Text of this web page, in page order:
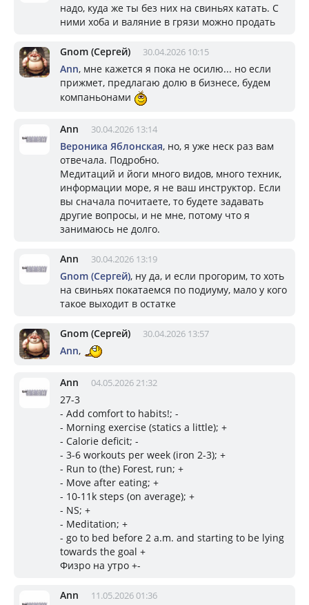
надо, куда же ты без них на свиньях катать. С
ними хоба и валяние в грязи можно продать
Gnom (Сергей) 30.04.2026 10:15
Ann, мне кажется я пока не осилю... но если
прижмет, предлагаю долю в бизнесе, будем
компаньонами
Ann 30.04.2026 13:14
Вероника Яблонская, но, я уже неск раз вам
отвечала. Подробно.
Медитаций и йоги много видов, много техник,
информации море, я не ваш инструктор. Если
вы сначала почитаете, то будете задавать
другие вопросы, и не мне, потому что я
занимаюсь не долго.
Ann 30.04.2026 13:19
Gnom (Сергей), ну да, и если прогорим, то хоть
на свиньях покатаемся по подиуму, мало у кого
такое выходит в остатке
Gnom (Сергей) 30.04.2026 13:57
Ann,
Ann 04.05.2026 21:32
27-3
- Add comfort to habits!; -
- Morning exercise (statics a little); +
- Calorie deficit; -
- 3-6 workouts per week (iron 2-3); +
- Run to (the) Forest, run; +
- Move after eating; +
- 10-11k steps (on average); +
- NS; +
- Meditation; +
- go to bed before 2 a.m. and starting to be lying
towards the goal +
Физро на утро +-
Ann 11.05.2026 01:36